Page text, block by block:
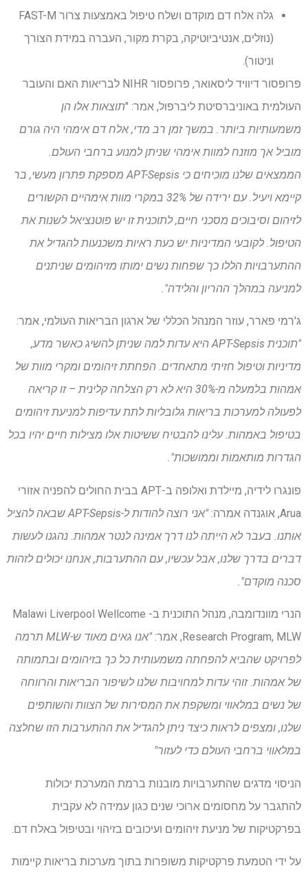
גלה אלח דם מוקדם ושלח טיפול באמצעות צרור FAST-M
(נוזלים, אנטיביוטיקה, בקרת מקור, העברה במידת הצורך
וניטור).
פרופסור דיוויד ליסאואר, פרופסור NIHR לבריאות האם והעובר
העולמית באוניברסיטת ליברפול, אמר: "תוצאות אלו הן
משמעותיות ביותר. במשך זמן רב מדי, אלח דם אימהי היה גורם
מוביל אך מוזנח למוות אימהי שניתן למנוע ברחבי העולם.
הממצאים שלנו מוכיחים כי APT-Sepsis מספקת פתרון מעשי, בר
קיימא ויעיל. עם ירידה של 32% במקרי מוות אימהיים הקשורים
לזיהום וסיבוכים מסכני חיים, לתוכנית זו יש פוטנציאל לשנות את
הטיפול. לקובעי המדיניות יש כעת ראיות משכנעות להגדיל את
ההתערבויות הללו כך שפחות נשים ימותו מזיהומים שניתנים
למניעה במהלך ההריון והלידה".
ג'רמי פארר, עוזר המנהל הכללי של ארגון הבריאות העולמי, אמר:
"תוכנית APT-Sepsis היא עדות למה שניתן להשיג כאשר מדע,
מדיניות וטיפול חזיתי מתאחדים. הפחתת זיהומים ומקרי מוות של
אמהות בלמעלה מ-30% היא לא רק הצלחה קלינית – זו קריאה
לפעולה למערכות בריאות גלובליות לתת עדיפות למניעת זיהומים
בטיפול באמהות. עלינו להבטיח ששיטות אלו מצילות חיים יהיו בכל
הגדרות מותאמות וממושכות".
פונגרו לידיה, מיילדת ואלופה ב-APT בבית החולים להפניה אזורי
Arua, אוגנדה אמרה:
"אני רוצה להודות ל-APT-Sepsis שבאה להציל
אותנו. בעבר לא הייתה לנו דרך אמינה לנטר אמהות. נהגנו לעשות
דברים בדרך שלנו, אבל עכשיו, עם ההתערבות, אנחנו יכולים לזהות
סכנה מוקדם".
הנרי מוונדומבה, מנהל התוכנית ב- Malawi Liverpool Wellcome
Research Program, MLW, אמר:
"אנו גאים מאוד ש-MLW תרמה
לפרויקט שהביא להפחתה משמעותית כל כך בזיהומים ובתמותה
של אמהות. זוהי עדות למחויבות שלנו לשיפור הבריאות והרווחה
של נשים במלאווי ומשקפת את המסירות של הצוות והשותפים
שלנו, ומצפים לראות כיצד ניתן להגדיל את ההתערבות הזו שחלצה
במלאווי ברחבי העולם כדי לעזור"
הניסוי מדגים שהתערבויות מובנות ברמת המערכת יכולות
להתגבר על מחסומים ארוכי שנים כגון עמידה לא עקבית
בפרקטיקות של מניעת זיהומים ועיכובים בזיהוי ובטיפול באלח דם.
על ידי הטמעת פרקטיקות משופרות בתוך מערכות בריאות קיימות